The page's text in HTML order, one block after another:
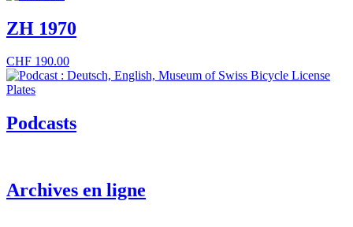
ZH 1970
CHF 190.00
Podcasts
Archives en ligne